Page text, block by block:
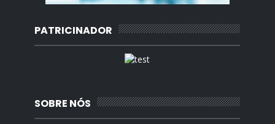
PATRICINADOR
SOBRE NÓS